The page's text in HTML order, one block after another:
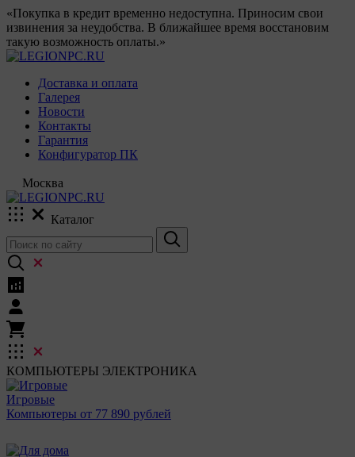
«Покупка в кредит временно недоступна. Приносим свои
извинения за неудобства. В ближайшее время восстановим
такую возможность оплаты.»
Доставка и оплата
Галерея
Новости
Контакты
Гарантия
Конфигуратор ПК
Москва
Каталог
КОМПЬЮТЕРЫ ЭЛЕКТРОНИКА
Игровые
Компьютеры от 77 890 рублей